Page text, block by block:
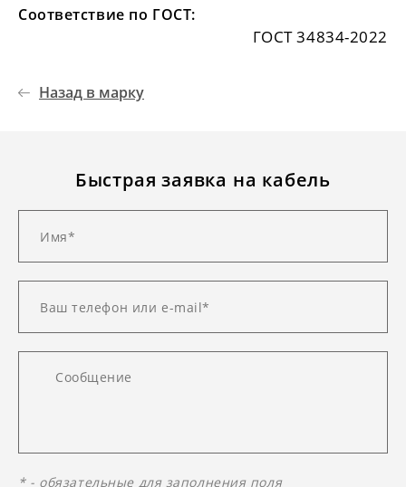
Соответствие по ГОСТ:
ГОСТ 34834-2022
Назад в марку
Быстрая заявка на кабель
* - обязательные для заполнения поля